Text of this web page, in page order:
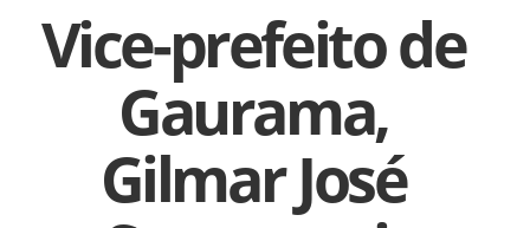
Vice-prefeito de
Gaurama,
Gilmar José